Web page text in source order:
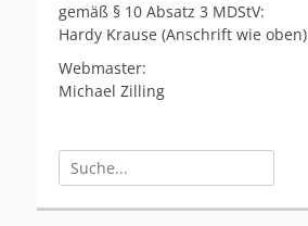
gemäß § 10 Absatz 3 MDStV:
Hardy Krause (Anschrift wie oben)
Webmaster:
Michael Zilling
Suchen
nach: